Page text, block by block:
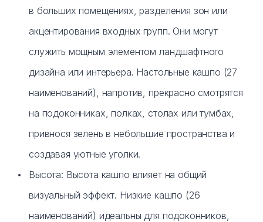
в больших помещениях, разделения зон или
акцентирования входных групп. Они могут
служить мощным элементом ландшафтного
дизайна или интерьера. Настольные кашпо (27
наименований), напротив, прекрасно смотрятся
на подоконниках, полках, столах или тумбах,
привнося зелень в небольшие пространства и
создавая уютные уголки.
Высота: Высота кашпо влияет на общий
визуальный эффект. Низкие кашпо (26
наименований) идеальны для подоконников,